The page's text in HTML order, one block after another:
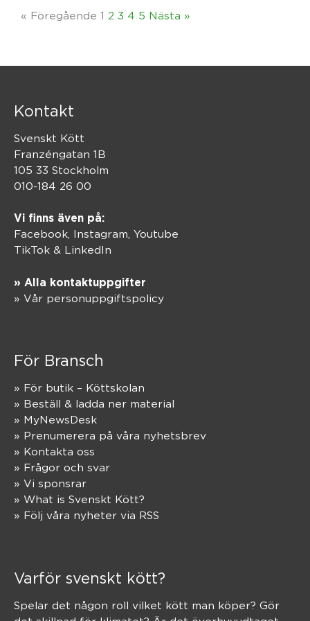
« Föregående 1 2 3 4 5 Nästa »
Kontakt
Svenskt Kött
Franzéngatan 1B
105 33 Stockholm
010-184 26 00
Vi finns även på:
Facebook, Instagram, Youtube
TikTok & LinkedIn
» Alla kontaktuppgifter
» Vår personuppgiftspolicy
För Bransch
» För butik – Köttskolan
» Beställ & ladda ner material
» MyNewsDesk
» Prenumerera på våra nyhetsbrev
» Kontakta oss
» Frågor och svar
» Vi sponsrar
» What is Svenskt Kött?
» Följ våra nyheter via RSS
Varför svenskt kött?
Spelar det någon roll vilket kött man köper? Gör